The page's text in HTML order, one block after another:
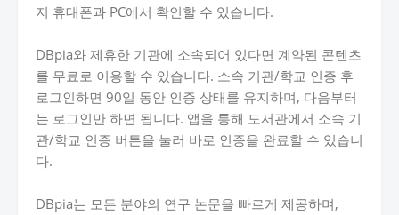
지 휴대폰과 PC에서 확인할 수 있습니다.
DBpia와 제휴한 기관에 소속되어 있다면 계약된 콘텐츠
를 무료로 이용할 수 있습니다. 소속 기관/학교 인증 후
로그인하면 90일 동안 인증 상태를 유지하며, 다음부터
는 로그인만 하면 됩니다. 앱을 통해 도서관에서 소속 기
관/학교 인증 버튼을 눌러 바로 인증을 완료할 수 있습니
다.
DBpia는 모든 분야의 연구 논문을 빠르게 제공하며,